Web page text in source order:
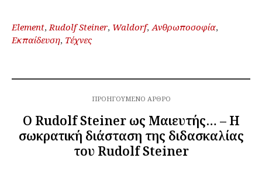
Element,Rudolf Steiner, Waldorf, Ανθρωποσοφία,
Εκπαίδευση, Τέχνες
ΠΡΟΗΓΟΎΜΕΝΟ ΆΡΘΡΟ
Ο Rudolf Steiner ως Μαιευτής… – Η
σωκρατική διάσταση της διδασκαλίας
του Rudolf Steiner